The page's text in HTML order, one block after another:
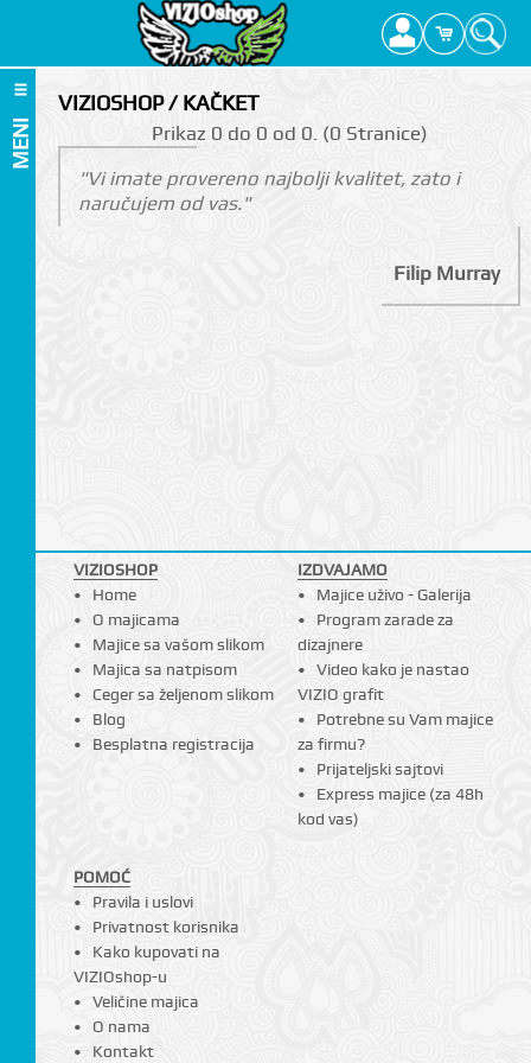
MENI
VIZIOSHOP / KAČKET
Prikаz 0 do 0 оd 0. (0 Strаnicе)
"Vi imate provereno najbolji kvalitet, zato i
naručujem od vas."
Filip Murray
VIZIOSHOP
Home
O majicama
Majice sa vašom slikom
Majica sa natpisom
Ceger sa željenom slikom
Blog
Besplatna registracija
IZDVAJAMO
Majice uživo - Galerija
Program zarade za
dizajnere
Video kako je nastao
VIZIO grafit
Potrebne su Vam majice
za firmu?
Prijateljski sajtovi
Express majice (za 48h
kod vas)
POMOĆ
Pravila i uslovi
Privatnost korisnika
Kako kupovati na
VIZIOshop-u
Veličine majica
O nama
Kontakt